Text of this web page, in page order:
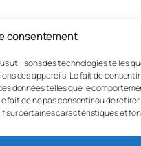
consentement
utilisons des technologies telles
des appareils. Le fait de
données telles que le
fait de ne pas consentir ou de retirer
sur certaines caractéristiques et